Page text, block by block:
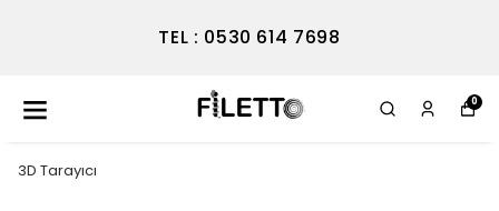
TEL : 0530 614 7698
0
3D Tarayıcı